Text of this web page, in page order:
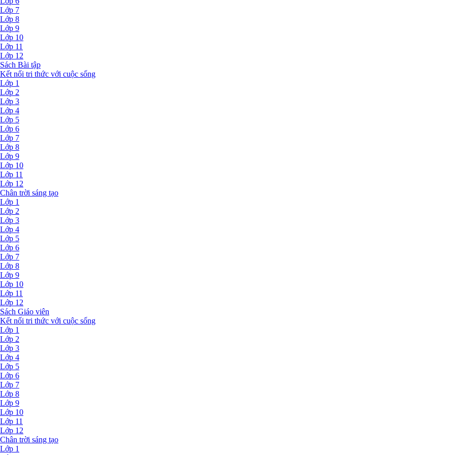
Lớp 7
Lớp 8
Lớp 9
Lớp 10
Lớp 11
Lớp 12
Sách Bài tập
Kết nối tri thức với cuộc sống
Lớp 1
Lớp 2
Lớp 3
Lớp 4
Lớp 5
Lớp 6
Lớp 7
Lớp 8
Lớp 9
Lớp 10
Lớp 11
Lớp 12
Chân trời sáng tạo
Lớp 1
Lớp 2
Lớp 3
Lớp 4
Lớp 5
Lớp 6
Lớp 7
Lớp 8
Lớp 9
Lớp 10
Lớp 11
Lớp 12
Sách Giáo viên
Kết nối tri thức với cuộc sống
Lớp 1
Lớp 2
Lớp 3
Lớp 4
Lớp 5
Lớp 6
Lớp 7
Lớp 8
Lớp 9
Lớp 10
Lớp 11
Lớp 12
Chân trời sáng tạo
Lớp 1